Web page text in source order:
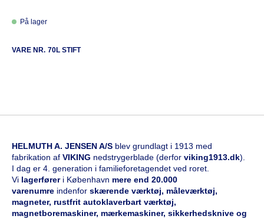
På lager
VARE NR. 70L STIFT
HELMUTH A. JENSEN A/S blev grundlagt i 1913 med
fabrikation af VIKING nedstrygerblade (derfor viking1913.dk).
I dag er 4. generation i familieforetagendet ved roret.
Vi lagerfører i København mere end 20.000
varenumre indenfor skærende værktøj, måleværktøj,
magneter, rustfrit autoklaverbart værktøj,
magnetboremaskiner, mærkemaskiner, sikkerhedsknive og